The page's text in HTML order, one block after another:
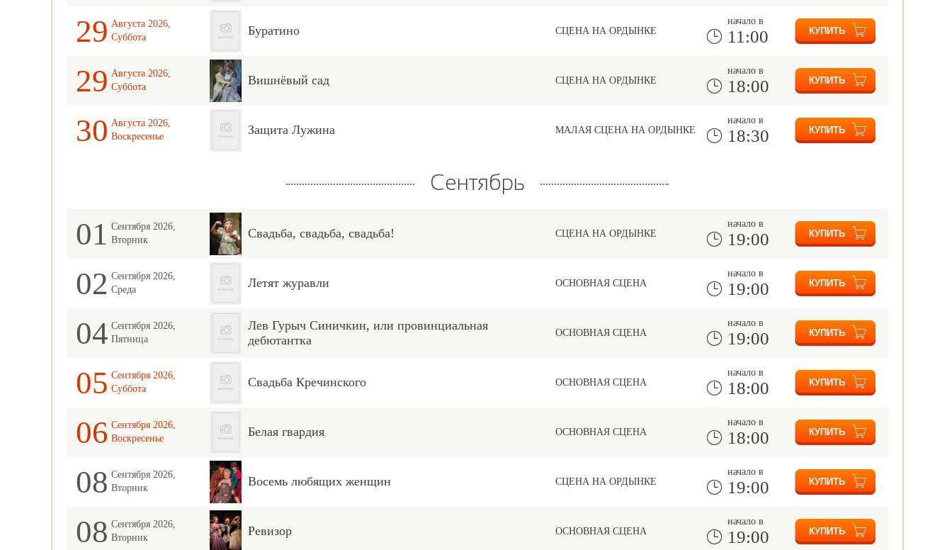
29 Августа 2026,
Суббота
Буратино СЦЕНА НА ОРДЫНКЕ
начало в
11:00
29 Августа 2026,
Суббота
Вишнёвый сад СЦЕНА НА ОРДЫНКЕ
начало в
18:00
30 Августа 2026,
Воскресенье
Защита Лужина МАЛАЯ СЦЕНА НА ОРДЫНКЕ
начало в
18:30
Сентябрь
01 Сентября 2026,
Вторник
Свадьба, свадьба, свадьба! СЦЕНА НА ОРДЫНКЕ
начало в
19:00
02 Сентября 2026,
Среда
Летят журавли ОСНОВНАЯ СЦЕНА
начало в
19:00
04 Сентября 2026,
Пятница
Лев Гурыч Синичкин, или провинциальная
дебютантка
ОСНОВНАЯ СЦЕНА
начало в
19:00
05 Сентября 2026,
Суббота
Свадьба Кречинского ОСНОВНАЯ СЦЕНА
начало в
18:00
06 Сентября 2026,
Воскресенье
Белая гвардия ОСНОВНАЯ СЦЕНА
начало в
18:00
08 Сентября 2026,
Вторник
Восемь любящих женщин СЦЕНА НА ОРДЫНКЕ
начало в
19:00
08 Сентября 2026,
Вторник
Ревизор ОСНОВНАЯ СЦЕНА
начало в
19:00